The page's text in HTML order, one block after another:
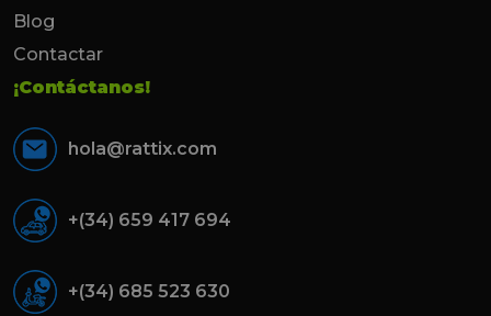
Blog
Contactar
¡Contáctanos!
hola@rattix.com
+(34) 659 417 694
+(34) 685 523 630